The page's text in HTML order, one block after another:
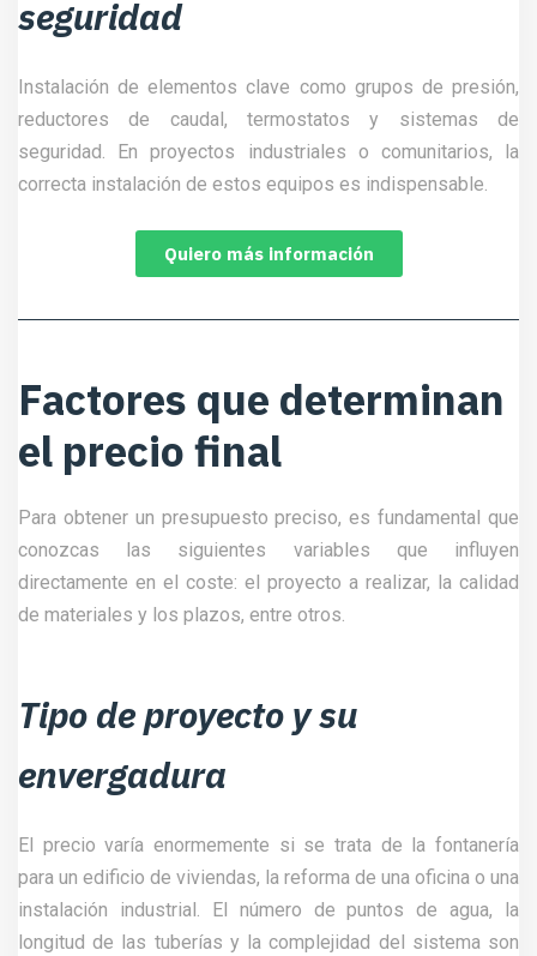
seguridad
Instalación de elementos clave como grupos de presión,
reductores de caudal, termostatos y sistemas de
seguridad. En proyectos industriales o comunitarios, la
correcta instalación de estos equipos es indispensable.
Quiero más información
Factores que determinan
el precio final
Para obtener un presupuesto preciso, es fundamental que
conozcas las siguientes variables que influyen
directamente en el coste: el proyecto a realizar, la calidad
de materiales y los plazos, entre otros.
Tipo de proyecto y su
envergadura
El precio varía enormemente si se trata de la fontanería
para un edificio de viviendas, la reforma de una oficina o una
instalación industrial. El número de puntos de agua, la
longitud de las tuberías y la complejidad del sistema son